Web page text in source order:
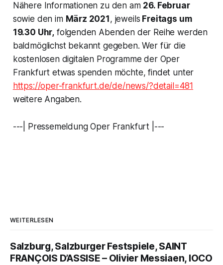
Nähere Informationen zu den am 26. Februar
sowie den im März 2021 , jeweils Freitags um
19.30 Uhr, folgenden Abenden der Reihe werden
baldmöglichst bekannt gegeben. Wer für die
kostenlosen digitalen Programme der Oper
Frankfurt etwas spenden möchte, findet unter
https://oper-frankfurt.de/de/news/?detail=481
weitere Angaben.
---| Pressemeldung Oper Frankfurt |---
WEITERLESEN
Salzburg, Salzburger Festspiele, SAINT
FRANÇOIS D’ASSISE – Olivier Messiaen, IOCO